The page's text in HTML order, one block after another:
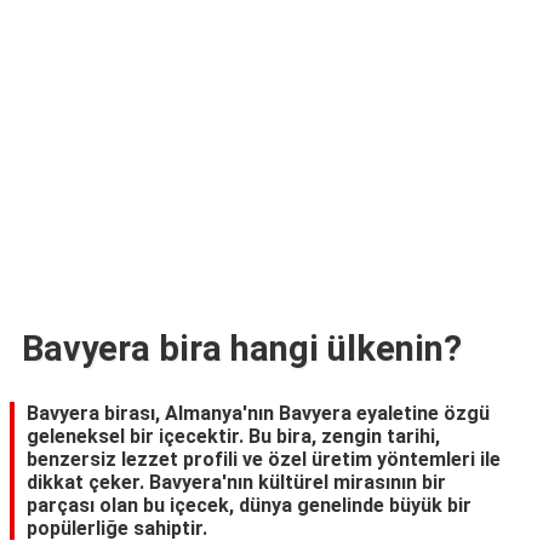
Bavyera bira hangi ülkenin?
Bavyera birası, Almanya'nın Bavyera eyaletine özgü
geleneksel bir içecektir. Bu bira, zengin tarihi,
benzersiz lezzet profili ve özel üretim yöntemleri ile
dikkat çeker. Bavyera'nın kültürel mirasının bir
parçası olan bu içecek, dünya genelinde büyük bir
popülerliğe sahiptir.